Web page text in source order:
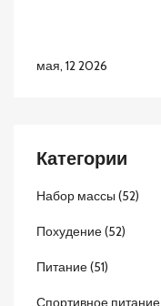
мая, 12 2026
Категории
Набор массы (52)
Похудение(52)
Питание(51)
Спортивное питание